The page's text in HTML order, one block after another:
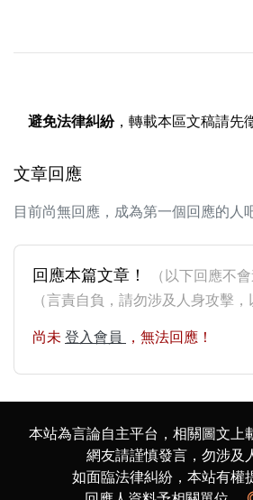
避免法律糾紛，轉載本區文稿請先
文章回應
目前尚無回應，成為第一個回應的人
回應本篇文章！
（以下回應不
（言責自負，請勿涉及人身攻擊，
尚未 登入會員 ，無法回應！
本站為言論自主平台，相關圖文上
網友請謹慎發言，勿涉及
如面臨法律糾紛，本站有權